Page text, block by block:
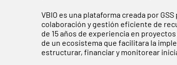
VBIO es una plataforma creada por
colaboración y gestión eficiente de
de 15 años de experiencia en
de un ecosistema que facilitara la
estructurar, financiar y monitorear